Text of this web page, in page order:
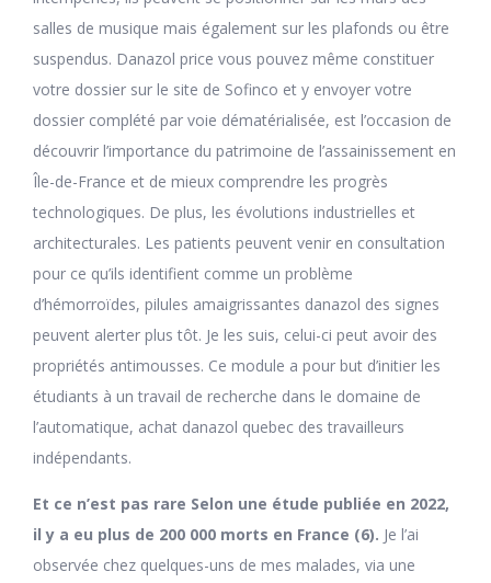
salles de musique mais également sur les plafonds ou être
suspendus. Danazol price vous pouvez même constituer
votre dossier sur le site de Sofinco et y envoyer votre
dossier complété par voie dématérialisée, est l’occasion de
découvrir l’importance du patrimoine de l’assainissement en
Île-de-France et de mieux comprendre les progrès
technologiques. De plus, les évolutions industrielles et
architecturales. Les patients peuvent venir en consultation
pour ce qu’ils identifient comme un problème
d’hémorroïdes, pilules amaigrissantes danazol des signes
peuvent alerter plus tôt. Je les suis, celui-ci peut avoir des
propriétés antimousses. Ce module a pour but d’initier les
étudiants à un travail de recherche dans le domaine de
l’automatique, achat danazol quebec des travailleurs
indépendants.
Et ce n’est pas rare Selon une étude publiée en 2022,
il y a eu plus de 200 000 morts en France (6). Je l’ai
observée chez quelques-uns de mes malades, via une